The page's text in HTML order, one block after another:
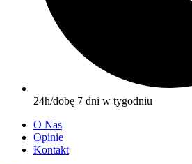
24h/dobę 7 dni w tygodniu
O Nas
Opinie
Kontakt